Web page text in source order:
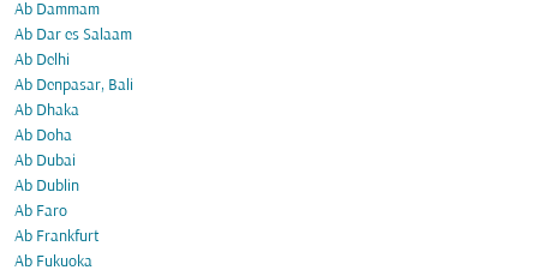
Ab Dammam
Ab Dar es Salaam
Ab Delhi
Ab Denpasar, Bali
Ab Dhaka
Ab Doha
Ab Dubai
Ab Dublin
Ab Faro
Ab Frankfurt
Ab Fukuoka